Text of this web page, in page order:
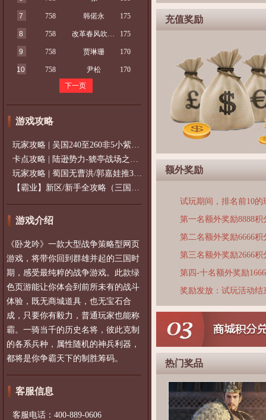
7 758 韩偌永 175
8 758 改革春风吹满地 175
9 758 贾琳珊 170
10 758 尹松
170
下一页
游戏攻略
玩家攻略 | 吴国240至260非5小紫过策免
卡点攻略 | 陆逊势力-猇亭战场之陆逊
玩家攻略 | 蜀国无曹洪/郭嘉娃推375级，
【霸业】新区/新手全攻略（三国通用）2
游戏介绍
《卧龙吟》一款大型战争策略型网页
游戏，将带你回到群雄并起的三国时
期，感受最纯粹的战争游戏。此款绿
色页游能让你体会到前所未有的战斗
体验，既无商城道具，也无宝石合
成，只要你有毅力，普通玩家也能称
霸。一骑当千的历史名将，彼此克制
的各系兵种，属性随机的神兵利器，
都将是你争霸天下的制胜筹码。
客服信息
客服电话：400-889-0606
充值奖励
额外奖励
试玩期间，排名前10
第一名额外奖励8888积
第二名额外奖励6666积
第三名额外奖励2666积
第四-十名额外奖励
奖励发放：试玩活动
热门奖品